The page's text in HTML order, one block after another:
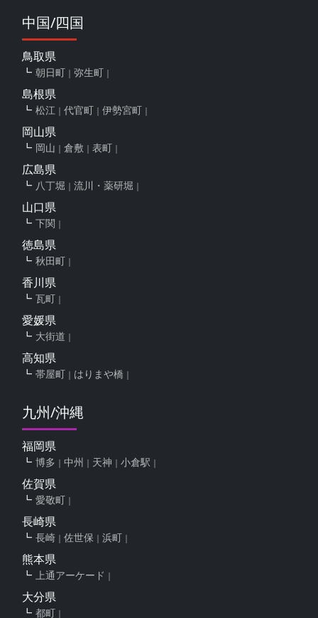
中国/四国
鳥取県
朝日町 弥生町
島根県
松江 代官町 伊勢宮町
岡山県
岡山 倉敷 表町
広島県
八丁堀 流川・薬研堀
山口県
下関
徳島県
秋田町
香川県
瓦町
愛媛県
大街道
高知県
帯屋町 はりまや橋
九州/沖縄
福岡県
博多 中州 天神 小倉駅
佐賀県
愛敬町
長崎県
長崎 佐世保 浜町
熊本県
上通アーケード
大分県
都町